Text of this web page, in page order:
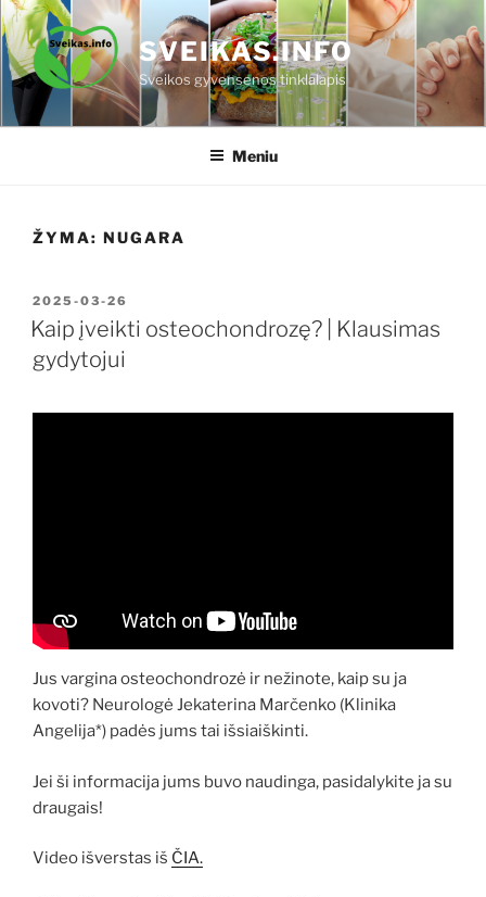
Eiti
prie
turinio
SVEIKAS.INFO
Sveikos gyvensenos tinklalapis
Meniu
ŽYMA: NUGARA
PASKELBTA
2025-03-26
Kaip įveikti osteochondrozę? | Klausimas
gydytojui
Jus vargina osteochondrozė ir nežinote, kaip su ja
kovoti? Neurologė Jekaterina Marčenko (Klinika
Angelija*) padės jums tai išsiaiškinti.
Jei ši informacija jums buvo naudinga, pasidalykite ja su
draugais!
Video išverstas iš ČIA.